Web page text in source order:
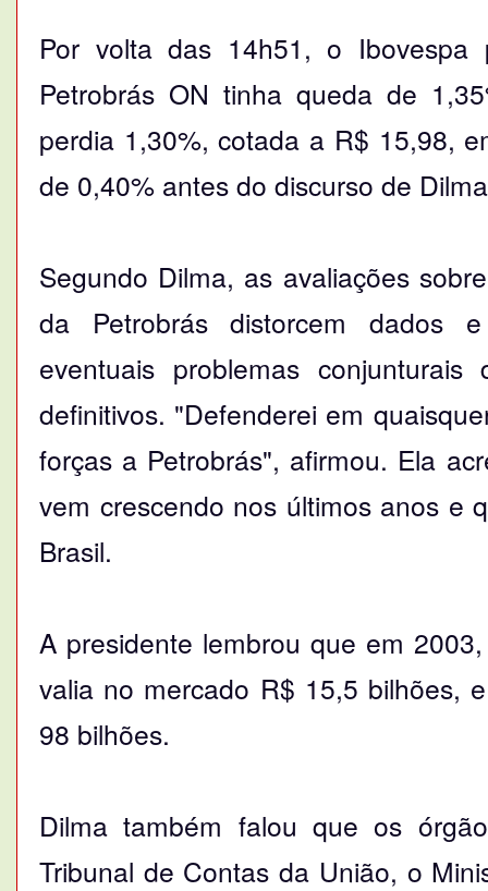
Por volta das 14h51, o Ibovespa
Petrobrás ON tinha queda de
perdia 1,30%, cotada a R$ 15,98,
de 0,40% antes do discurso de
Segundo Dilma, as avaliações
da Petrobrás distorcem dados
eventuais problemas
definitivos. "Defenderei em
forças a Petrobrás", afirmou. Ela
vem crescendo nos últimos anos e
Brasil.
A presidente lembrou que em
valia no mercado R$ 15,5 bilhões,
98 bilhões.
Dilma também falou que os
Tribunal de Contas da União, o